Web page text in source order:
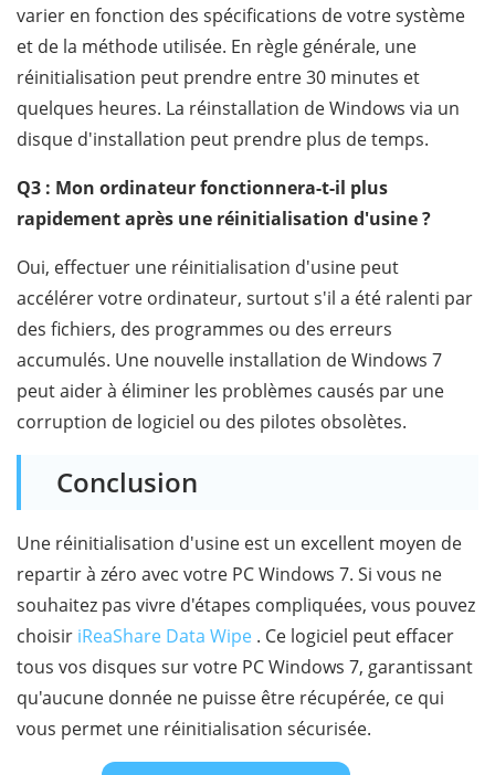
varier en fonction des spécifications de votre système
et de la méthode utilisée. En règle générale, une
réinitialisation peut prendre entre 30 minutes et
quelques heures. La réinstallation de Windows via un
disque d'installation peut prendre plus de temps.
Q3 : Mon ordinateur fonctionnera-t-il plus
rapidement après une réinitialisation d'usine ?
Oui, effectuer une réinitialisation d'usine peut
accélérer votre ordinateur, surtout s'il a été ralenti par
des fichiers, des programmes ou des erreurs
accumulés. Une nouvelle installation de Windows 7
peut aider à éliminer les problèmes causés par une
corruption de logiciel ou des pilotes obsolètes.
Conclusion
Une réinitialisation d'usine est un excellent moyen de
repartir à zéro avec votre PC Windows 7. Si vous ne
souhaitez pas vivre d'étapes compliquées, vous pouvez
choisir iReaShare Data Wipe . Ce logiciel peut effacer
tous vos disques sur votre PC Windows 7, garantissant
qu'aucune donnée ne puisse être récupérée, ce qui
vous permet une réinitialisation sécurisée.